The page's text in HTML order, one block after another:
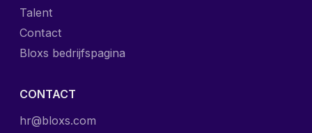
Talent
Contact
Bloxs bedrijfspagina
CONTACT
hr@bloxs.com